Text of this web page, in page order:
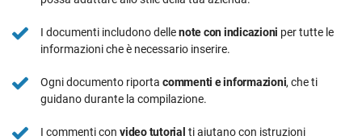
I documenti includono dellenote con indicazioni per tutte le
informazioni che è necessario inserire.
Ogni documento riporta commenti e informazioni, che ti
guidano durante la compilazione.
I commenti con video tutorial ti aiutano con istruzioni